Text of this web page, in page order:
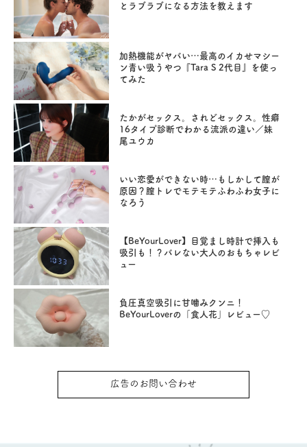
とラブラブになる方法を教えます
加熱機能がヤバい…最高のイカせマシー
ン青い吸うやつ『Tara S 2代目』を使っ
てみた
たかがセックス。されどセックス。性癖
16タイプ診断でわかる流派の違い／妹
尾ユウカ
いい恋愛ができない時…もしかして膣が
原因？膣トレでモテモテふわふわ女子に
なろう
【BeYourLover】目覚まし時計で挿入も
吸引も！？バレない大人のおもちゃレビ
ュー
負圧真空吸引に甘噛みクンニ！
BeYourLoverの「食人花」レビュー♡
広告のお問い合わせ